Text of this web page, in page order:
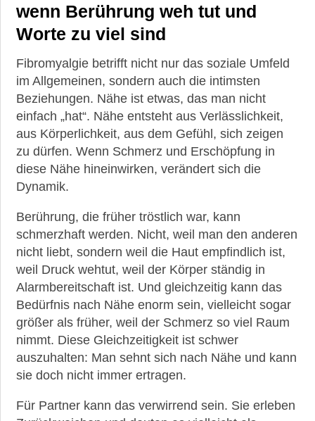
wenn Berührung weh tut und
Worte zu viel sind
Fibromyalgie betrifft nicht nur das soziale Umfeld
im Allgemeinen, sondern auch die intimsten
Beziehungen. Nähe ist etwas, das man nicht
einfach „hat“. Nähe entsteht aus Verlässlichkeit,
aus Körperlichkeit, aus dem Gefühl, sich zeigen
zu dürfen. Wenn Schmerz und Erschöpfung in
diese Nähe hineinwirken, verändert sich die
Dynamik.
Berührung, die früher tröstlich war, kann
schmerzhaft werden. Nicht, weil man den anderen
nicht liebt, sondern weil die Haut empfindlich ist,
weil Druck wehtut, weil der Körper ständig in
Alarmbereitschaft ist. Und gleichzeitig kann das
Bedürfnis nach Nähe enorm sein, vielleicht sogar
größer als früher, weil der Schmerz so viel Raum
nimmt. Diese Gleichzeitigkeit ist schwer
auszuhalten: Man sehnt sich nach Nähe und kann
sie doch nicht immer ertragen.
Für Partner kann das verwirrend sein. Sie erleben